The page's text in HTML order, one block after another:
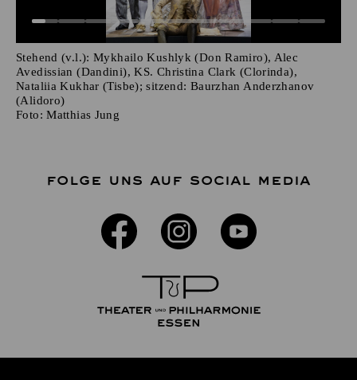
Stehend (v.l.): Mykhailo Kushlyk (Don Ramiro), Alec
Avedissian (Dandini), KS. Christina Clark (Clorinda),
Nataliia Kukhar (Tisbe); sitzend: Baurzhan Anderzhanov
(Alidoro)
Foto: Matthias Jung
FOLGE UNS AUF SOCIAL MEDIA